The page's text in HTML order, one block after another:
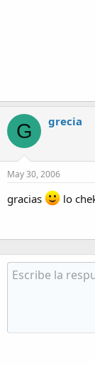
G grecia
May 30, 2006
gracias lo